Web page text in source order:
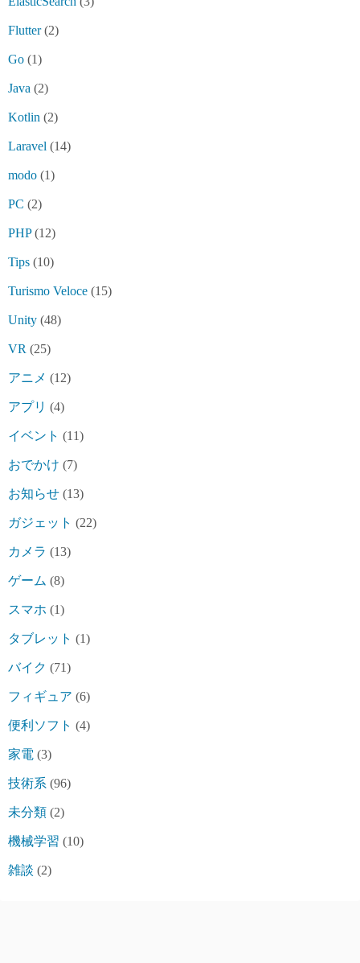
Flutter(2)
Go (1)
Java (2)
Kotlin (2)
Laravel (14)
modo (1)
PC (2)
PHP(12)
Tips (10)
Turismo Veloce (15)
Unity (48)
VR (25)
アニメ (12)
アプリ (4)
イベント (11)
おでかけ (7)
お知らせ (13)
ガジェット (22)
カメラ (13)
ゲーム (8)
スマホ (1)
タブレット (1)
バイク (71)
フィギュア (6)
便利ソフト (4)
家電 (3)
技術系 (96)
未分類 (2)
機械学習 (10)
雑談 (2)